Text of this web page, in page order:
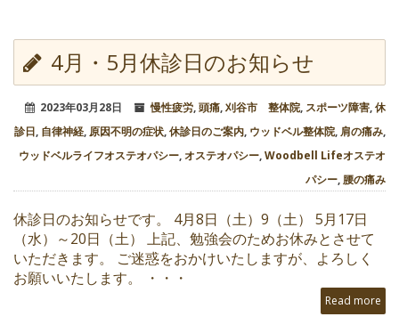
4月・5月休診日のお知らせ
2023年03月28日 慢性疲労,頭痛,刈谷市 整体院, スポーツ障害,休
診日, 自律神経, 原因不明の症状,休診日のご案内, ウッドベル整体院, 肩の痛み,
ウッドベルライフオステオパシー,オステオパシー,Woodbell Lifeオステオ
パシー,腰の痛み
休診日のお知らせです。 4月8日（土）9（土） 5月17日
（水）～20日（土） 上記、勉強会のためお休みとさせて
いただきます。 ご迷惑をおかけいたしますが、よろしく
お願いいたします。 ・・・
Read more